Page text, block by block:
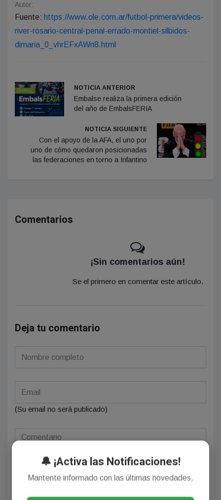
Autor:
Fuente: https://www.ole.com.ar/futbol-primera/videos-
river-rosario-central-penal-errado-montiel-silbidos-
dimaria_0_vhrEFxAWn8.html
NOTICIA ANTERIOR
Embalse realiza la primera edición
del año de EmbalsFERIA
NOTICIA SIGUIENTE
Con el apoyo de la AFA, el uno por
uno de cómo quedaron posicionadas
las federaciones en torno a Infantino
Comentarios
¡Sin comentarios aún!
Se el primero en comentar este artículo.
Deja tu comentario
(Su email no será publicado)
🔔 ¡Activa las Notificaciones!
Mantente informado con las últimas novedades.